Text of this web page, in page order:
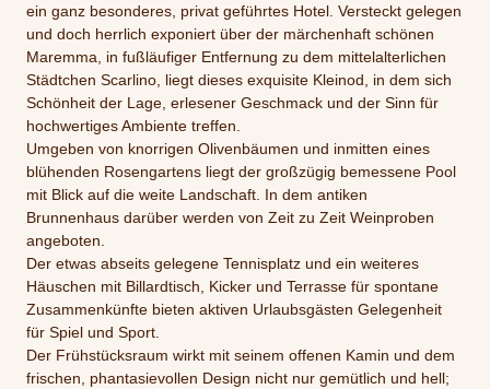
ein ganz besonderes, privat geführtes Hotel. Versteckt gelegen
und doch herrlich exponiert über der märchenhaft schönen
Maremma, in fußläufiger Entfernung zu dem mittelalterlichen
Städtchen Scarlino, liegt dieses exquisite Kleinod, in dem sich
Schönheit der Lage, erlesener Geschmack und der Sinn für
hochwertiges Ambiente treffen.
Umgeben von knorrigen Olivenbäumen und inmitten eines
blühenden Rosengartens liegt der großzügig bemessene Pool
mit Blick auf die weite Landschaft. In dem antiken
Brunnenhaus darüber werden von Zeit zu Zeit Weinproben
angeboten.
Der etwas abseits gelegene Tennisplatz und ein weiteres
Häuschen mit Billardtisch, Kicker und Terrasse für spontane
Zusammenkünfte bieten aktiven Urlaubsgästen Gelegenheit
für Spiel und Sport.
Der Frühstücksraum wirkt mit seinem offenen Kamin und dem
frischen, phantasievollen Design nicht nur gemütlich und hell;